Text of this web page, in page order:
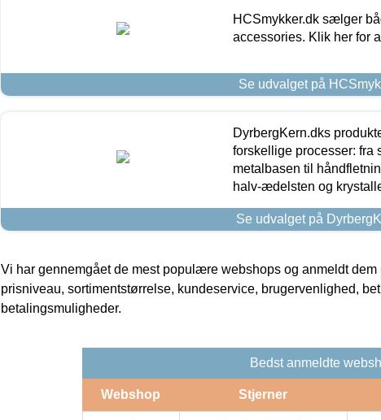
HCSmykker.dk sælger
accessories. Klik her for
Se udvalget på
DyrbergKern.dks
forskellige processer:
metalbasen til
halv-ædelsten og
Se udvalget på
Vi har gennemgået de mest populære webshops og anmeldt dem
prisniveau, sortimentstørrelse, kundeservice, brugervenlighed,
betalingsmuligheder.
Bedst anmeldte
Webshop Stjerner